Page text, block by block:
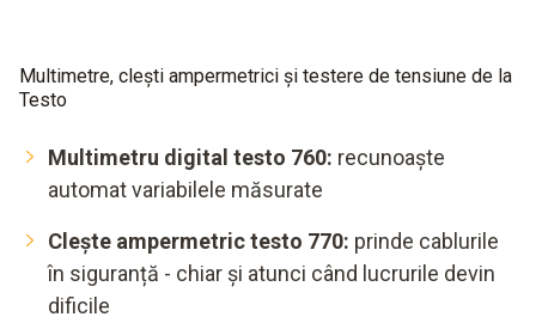
Multimetre, clești ampermetrici și testere de tensiune de la
Testo
Multimetru digital testo 760: recunoaște
automat variabilele măsurate
Clește ampermetric testo 770: prinde cablurile
în siguranță - chiar și atunci când lucrurile devin
dificile